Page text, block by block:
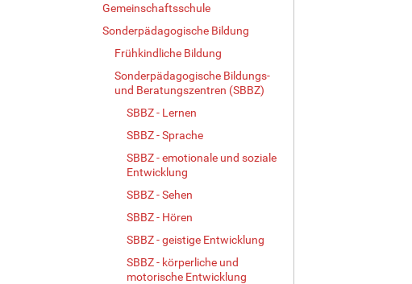
Gemeinschaftsschule
Sonderpädagogische Bildung
Frühkindliche Bildung
Sonderpädagogische Bildungs-
und Beratungszentren (SBBZ)
SBBZ - Lernen
SBBZ - Sprache
SBBZ - emotionale und soziale
Entwicklung
SBBZ - Sehen
SBBZ - Hören
SBBZ - geistige Entwicklung
SBBZ - körperliche und
motorische Entwicklung